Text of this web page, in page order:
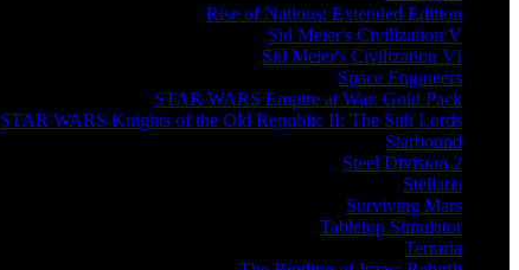
Rise of Nations: Extended Edition
Sid Meier's Civilization V
Sid Meier's Civilization VI
Space Engineers
STAR WARS Empire at War: Gold Pack
STAR WARS Knights of the Old Republic II: The Sith Lords
Starbound
Steel Division 2
Stellaris
Surviving Mars
Tabletop Simulator
Terraria